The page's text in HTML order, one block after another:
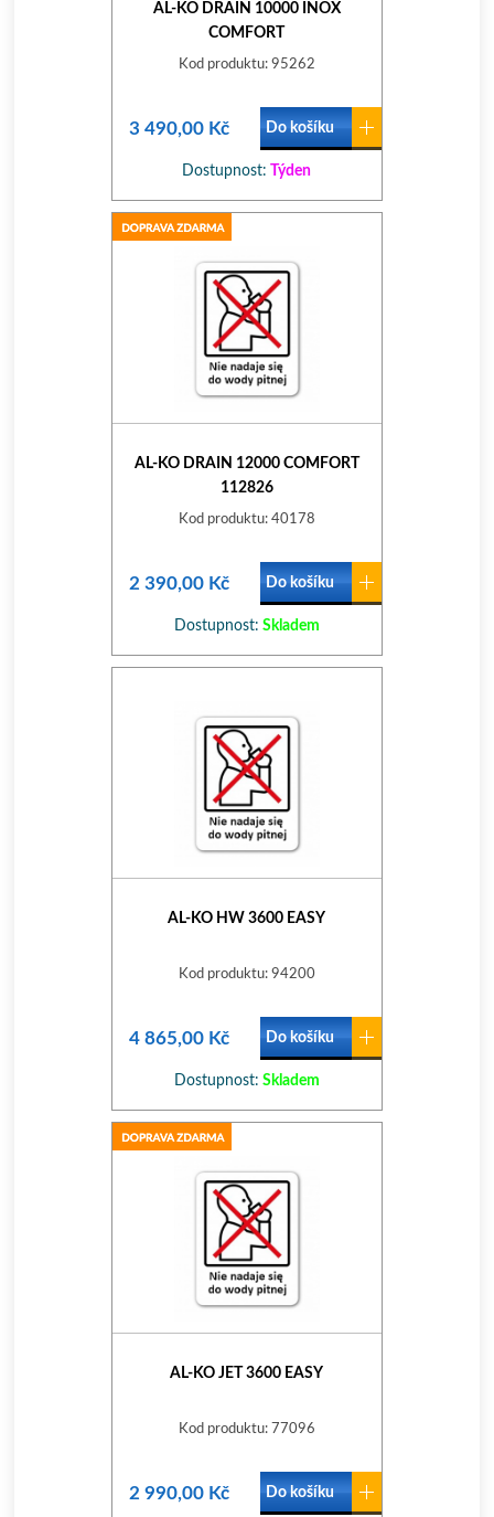
AL-KO DRAIN 10000 INOX
COMFORT
Kod produktu: 95262
3 490,00 Kč Do košíku
Dostupnost: Týden
AL-KO DRAIN 12000 COMFORT
112826
Kod produktu: 40178
2 390,00 Kč Do košíku
Dostupnost: Skladem
AL-KO HW 3600 EASY
Kod produktu: 94200
4 865,00 Kč Do košíku
Dostupnost: Skladem
AL-KO JET 3600 EASY
Kod produktu: 77096
2 990,00 Kč Do košíku